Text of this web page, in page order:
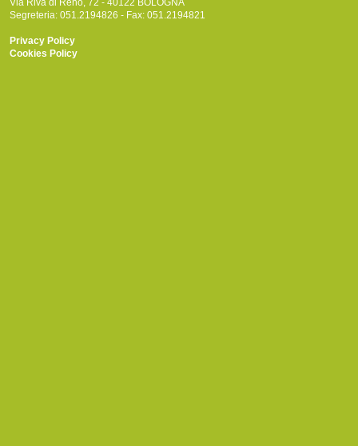
Via Riva di Reno, 72 - 40122 BOLOGNA
Segreteria: 051.2194826 - Fax: 051.2194821
Privacy Policy
Cookies Policy